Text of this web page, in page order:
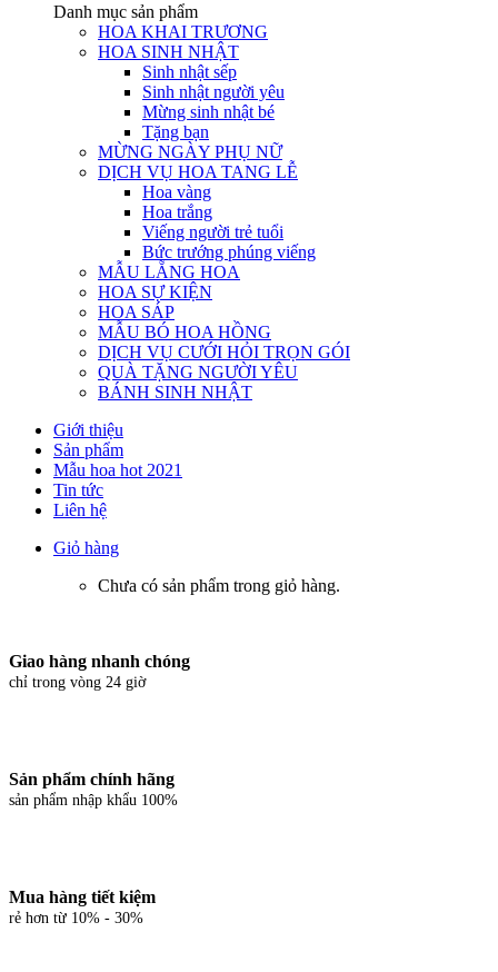
Danh mục sản phẩm
HOA KHAI TRƯƠNG
HOA SINH NHẬT
Sinh nhật sếp
Sinh nhật người yêu
Mừng sinh nhật bé
Tặng bạn
MỪNG NGÀY PHỤ NỮ
DỊCH VỤ HOA TANG LỄ
Hoa vàng
Hoa trắng
Viếng người trẻ tuổi
Bức trướng phúng viếng
MẪU LẴNG HOA
HOA SỰ KIỆN
HOA SÁP
MẪU BÓ HOA HỒNG
DỊCH VỤ CƯỚI HỎI TRỌN GÓI
QUÀ TẶNG NGƯỜI YÊU
BÁNH SINH NHẬT
Giới thiệu
Sản phẩm
Mẫu hoa hot 2021
Tin tức
Liên hệ
Giỏ hàng
Chưa có sản phẩm trong giỏ hàng.
Giao hàng nhanh chóng
chỉ trong vòng 24 giờ
Sản phẩm chính hãng
sản phẩm nhập khẩu 100%
Mua hàng tiết kiệm
rẻ hơn từ 10% - 30%